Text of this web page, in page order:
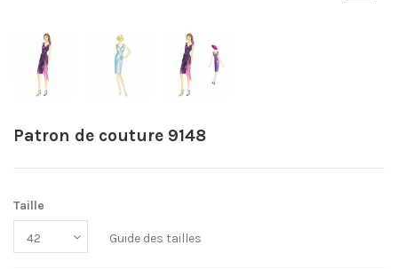
Patron de couture 9148
Taille
Guide des tailles